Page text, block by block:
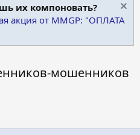
их компоновать?
акция от MMGP: "ОПЛАТА
мошенников